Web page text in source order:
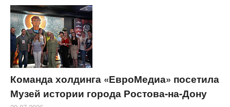
Команда холдинга «ЕвроМедиа» посетила
Музей истории города Ростова-на-Дону